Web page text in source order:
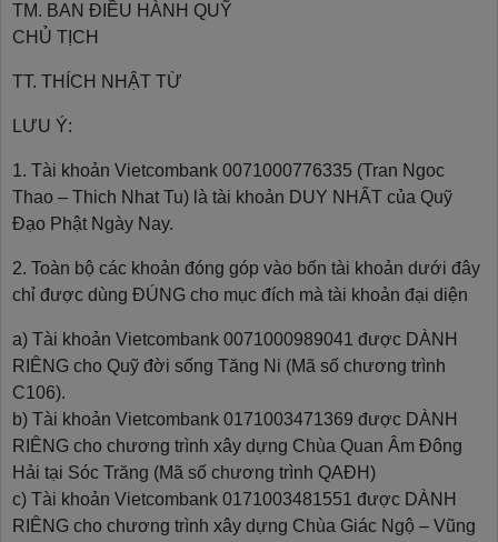
TM. BAN ĐIỀU HÀNH QUỸ
CHỦ TỊCH
TT. THÍCH NHẬT TỪ
LƯU Ý:
1. Tài khoản Vietcombank 0071000776335 (Tran Ngoc
Thao – Thich Nhat Tu) là tài khoản DUY NHẤT của Quỹ
Đạo Phật Ngày Nay.
2. Toàn bộ các khoản đóng góp vào bốn tài khoản dưới đây
chỉ được dùng ĐÚNG cho mục đích mà tài khoản đại diện
a) Tài khoản Vietcombank 0071000989041 được DÀNH
RIÊNG cho Quỹ đời sống Tăng Ni (Mã số chương trình
C106).
b) Tài khoản Vietcombank 0171003471369 được DÀNH
RIÊNG cho chương trình xây dựng Chùa Quan Âm Đông
Hải tại Sóc Trăng (Mã số chương trình QAĐH)
c) Tài khoản Vietcombank 0171003481551 được DÀNH
RIÊNG cho chương trình xây dựng Chùa Giác Ngộ – Vũng